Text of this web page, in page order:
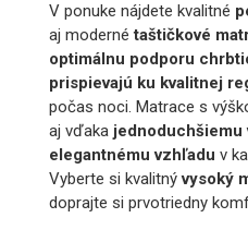
V ponuke nájdete kvalitné
aj modernétaštičkové
optimálnu podporu
prispievajú ku kvalitnej
počas noci. Matrace s
aj vďaka jednoduchšiemu
elegantnému vzhľadu v
Vyberte si kvalitnývysoký
doprajte si prvotriedny